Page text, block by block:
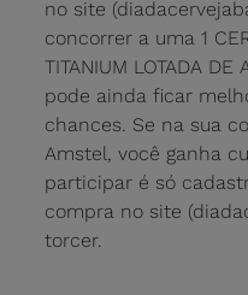
no site
concorrer a uma 1
TITANIUM LOTADA
pode ainda ficar
chances. Se na sua
Amstel, você ganha
participar é só
compra no site
torcer.